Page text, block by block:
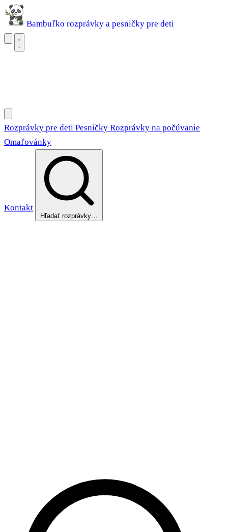
Bambuľko rozprávky a pesničky pre deti
Rozprávky pre deti Pesničky Rozprávky na počúvanie
Omaľovánky
Kontakt
Hľadať rozprávky…